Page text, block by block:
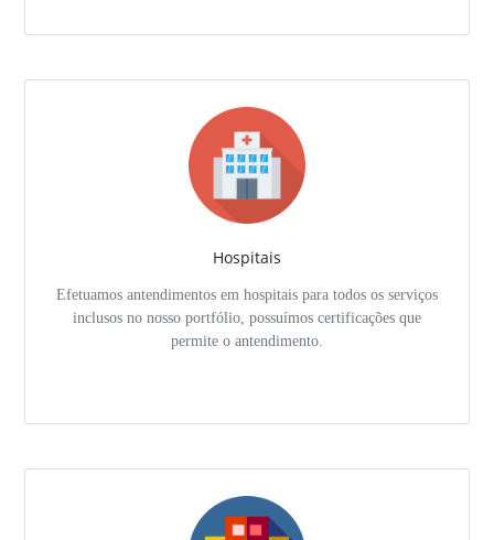
Hospitais
Efetuamos antendimentos em hospitais para todos os serviços
inclusos no nosso portfólio, possuímos certificações que
permite o antendimento.